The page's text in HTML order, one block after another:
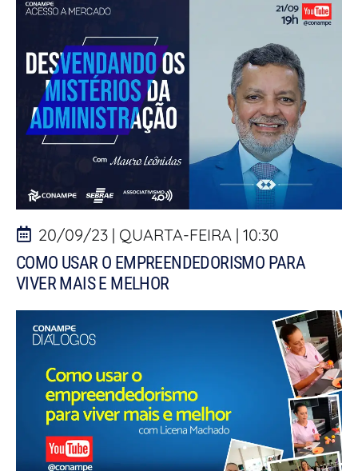
20/09/23 | QUARTA-FEIRA | 10:30
COMO USAR O EMPREENDEDORISMO PARA
VIVER MAIS E MELHOR